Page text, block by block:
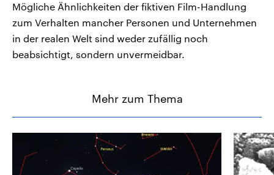
Mögliche Ähnlichkeiten der fiktiven Film-Handlung
zum Verhalten mancher Personen und Unternehmen
in der realen Welt sind weder zufällig noch
beabsichtigt, sondern unvermeidbar.
Mehr zum Thema